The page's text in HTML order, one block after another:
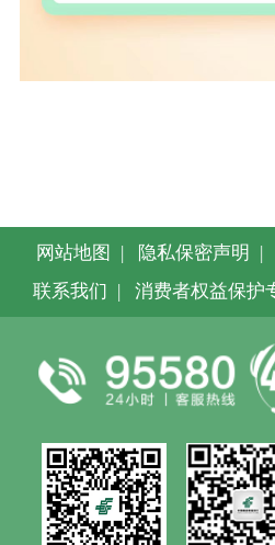
网站地图 | 隐私保密声明 |
联系我们 | 消费者权益保护